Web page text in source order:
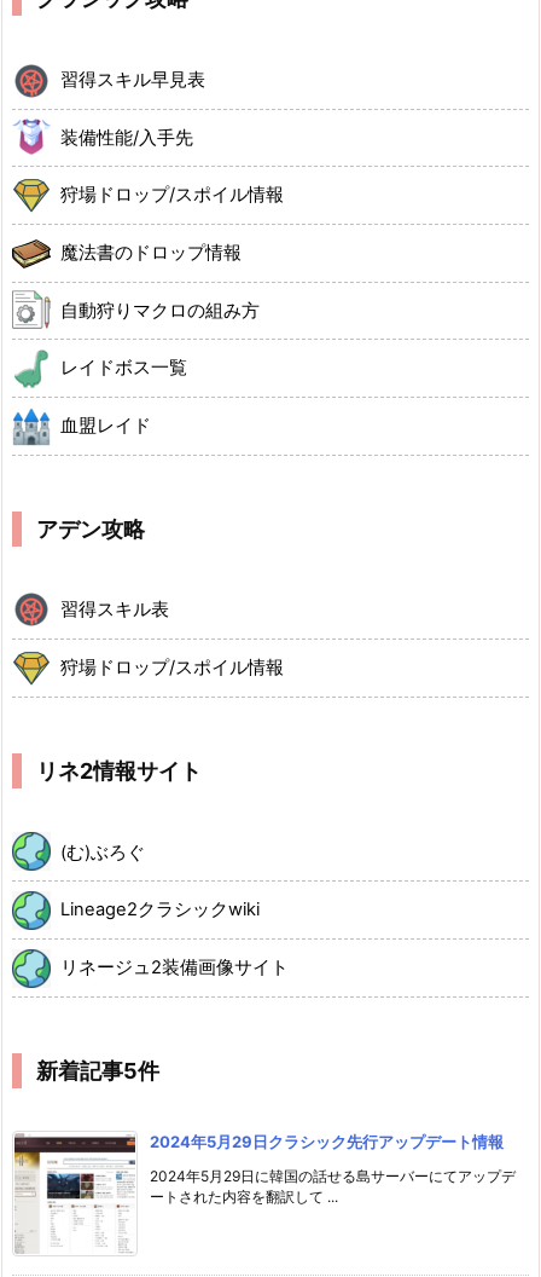
習得スキル早見表
装備性能/入手先
狩場ドロップ/スポイル情報
魔法書のドロップ情報
自動狩りマクロの組み方
レイドボス一覧
血盟レイド
アデン攻略
習得スキル表
狩場ドロップ/スポイル情報
リネ2情報サイト
(む)ぶろぐ
Lineage2クラシックwiki
リネージュ2装備画像サイト
新着記事5件
2024年5月29日クラシック先行アップデート情報
2024年5月29日に韓国の話せる島サーバーにてアップデ
ートされた内容を翻訳して ...